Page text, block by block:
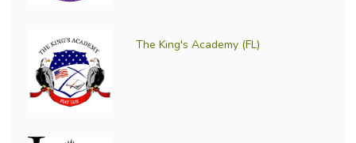
The King's Academy (FL)